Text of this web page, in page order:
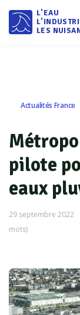
L'EAU
LES
Actualités France
pilote
eaux
29 septembre 2022
mots)